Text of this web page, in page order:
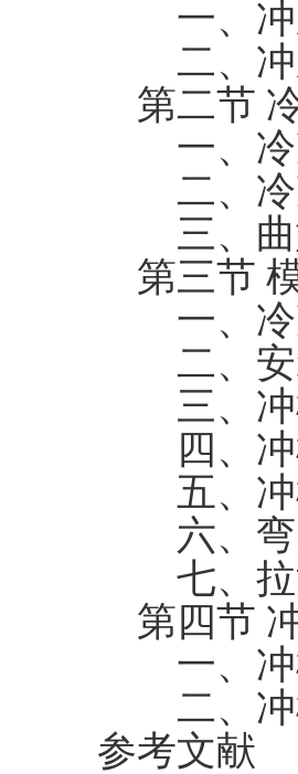
一、冲
二、冲
第二节
一、冷
二、冷
三、曲
第三节
一、冷
二、安
三、冲
四、冲
五、冲
六、弯
七、拉
第四节
一、冲
二、冲
参考文献